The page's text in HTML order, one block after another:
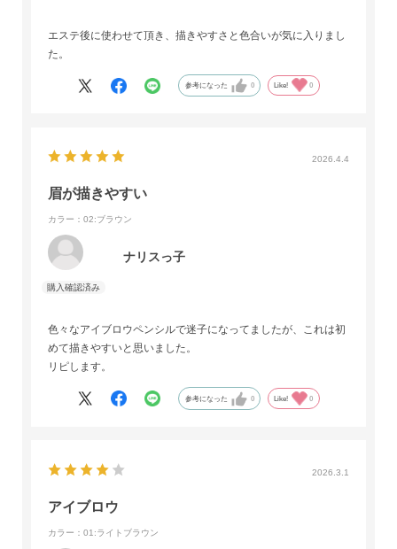
エステ後に使わせて頂き、描きやすさと色合いが気に入りまし
た。
参考になった 0 Like! 0
2026.4.4
眉が描きやすい
カラー：02:ブラウン
ナリスっ子
色々なアイブロウペンシルで迷子になってましたが、これは初
めて描きやすいと思いました。
リピします。
参考になった 0 Like! 0
2026.3.1
アイブロウ
カラー：01:ライトブラウン